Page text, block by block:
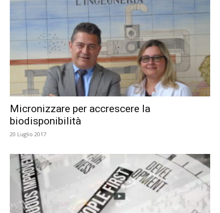
Micronizzare per accrescere la
biodisponibilità
20 Luglio 2017